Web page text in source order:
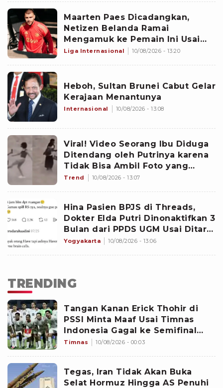
Maarten Paes Dicadangkan,
Netizen Belanda Ramai
Mengamuk ke Pemain Ini Usai
Ajax Kalahkan PEC di Eredivisie:
Liga Internasional 10/08/2026 - 13:20
Heboh, Sultan Brunei Cabut Gelar
Kerajaan Menantunya
Internasional 10/08/2026 - 13:08
Viral! Video Seorang Ibu Diduga
Ditendang oleh Putrinya karena
Tidak Bisa Ambil Foto yang
Bagus
Trend 10/08/2026 - 13:07
Hina Pasien BPJS di Threads,
Dokter Elda Putri Dinonaktifkan 3
Bulan dari PPDS UGM Usai Ditarik
dari Stase Sardjito
Yogyakarta 10/08/2026 - 13:06
TRENDING
Tangan Kanan Erick Thohir di
PSSI Minta Maaf Usai Timnas
Indonesia Gagal ke Semifinal
Piala AFF 2026: Jangan Hujat
Timnas 10/08/2026 - 00:03
Tegas, Iran Tidak Akan Buka
Selat Hormuz Hingga AS Penuhi